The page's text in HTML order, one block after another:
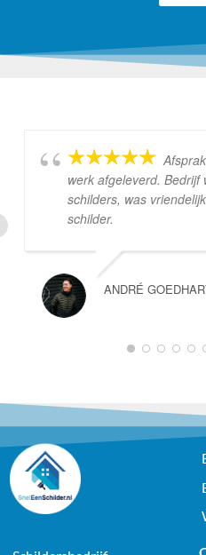
werk afgeleverd. Bedrijf
schilders, was
schilder.
ANDRÉ
1 2 3 4 5